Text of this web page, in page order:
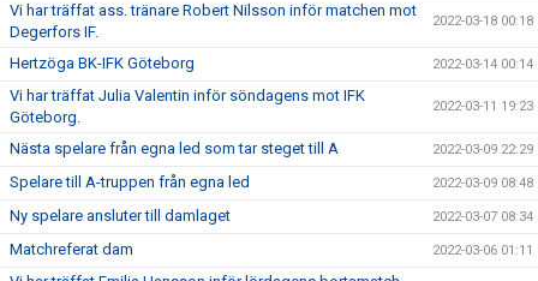
Vi har träffat ass. tränare Robert Nilsson inför matchen mot
Degerfors IF.
2022-03-18 00:18
Hertzöga BK-IFK Göteborg 2022-03-14 00:14
Vi har träffat Julia Valentin inför söndagens mot IFK
Göteborg.
2022-03-11 19:23
Nästa spelare från egna led som tar steget till A 2022-03-09 22:29
Spelare till A-truppen från egna led 2022-03-09 08:48
Ny spelare ansluter till damlaget 2022-03-07 08:34
Matchreferat dam 2022-03-06 01:11